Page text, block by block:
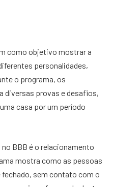
como objetivo mostrar a
personalidades,
o programa, os
diversas provas e desafios,
casa por um período
BBB é o relacionamento
mostra como as pessoas
sem contato com o